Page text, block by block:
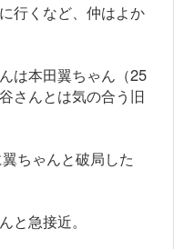
行くなど、仲はよか
は本田翼ちゃん（25
さんとは気の合う旧
ちゃんと破局した
と急接近。